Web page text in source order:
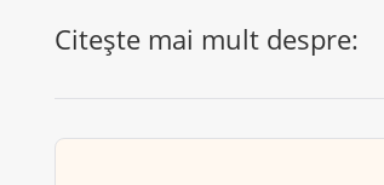
Citește mai mult despre: